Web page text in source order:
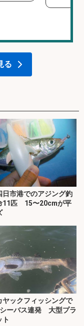
る
日市港でのアジング釣
11匹 15〜20cmが平
ヤックフィッシングで
ーバス連発 大型プラ
ト